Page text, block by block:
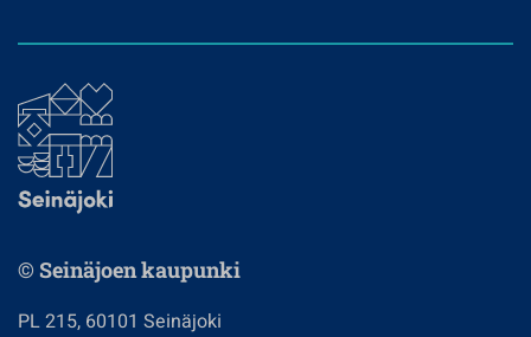
© Seinäjoen kaupunki
PL 215, 60101 Seinäjoki